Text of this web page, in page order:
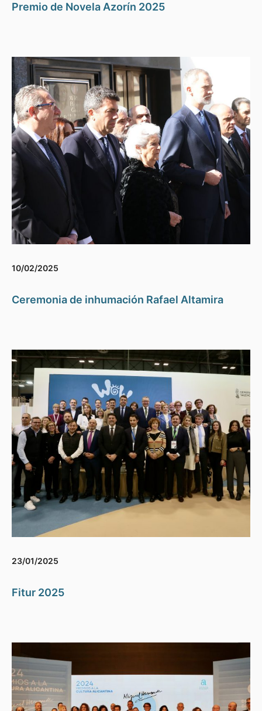
Premio de Novela Azorín 2025
10/02/2025
Ceremonia de inhumación Rafael Altamira
23/01/2025
Fitur 2025